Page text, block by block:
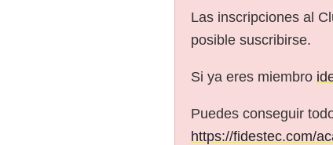
Las inscripciones al
posible suscribirse.
Si ya eres miembro
Puedes conseguir
https://fidestec.com/